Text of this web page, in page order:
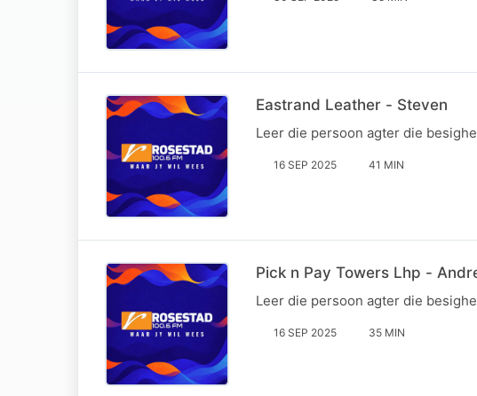
Eastrand Leather - Steven
Leer die persoon agter die
16 SEP 2025 41 MIN
Pick n Pay Towers Lhp -
Leer die persoon agter die
16 SEP 2025 35 MIN